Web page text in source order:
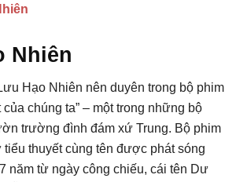
Nhiên
Hạo Nhiên nên duyên trong bộ phim
chúng ta” – một trong những bộ
trường đình đám xứ Trung. Bộ phim
thuyết cùng tên được phát sóng
năm từ ngày công chiếu, cái tên Dư